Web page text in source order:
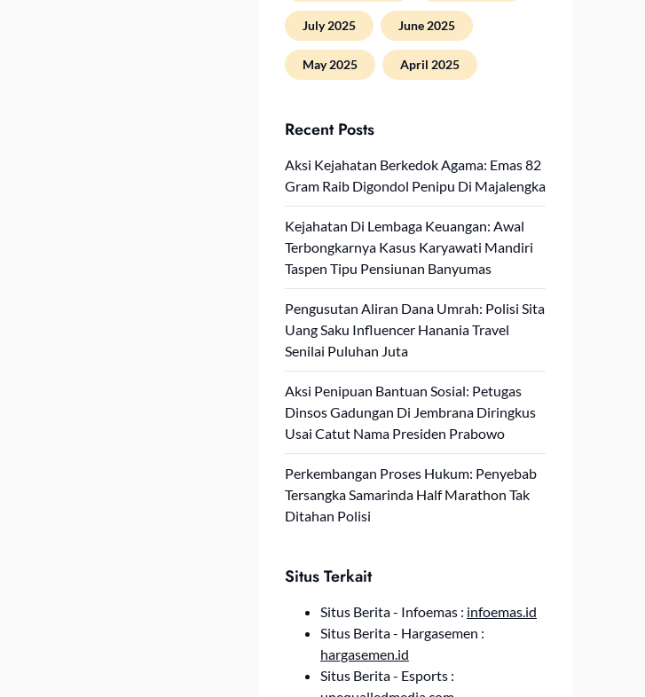
July 2025 June 2025
May 2025 April 2025
Recent Posts
Aksi Kejahatan Berkedok Agama: Emas 82
Gram Raib Digondol Penipu Di Majalengka
Kejahatan Di Lembaga Keuangan: Awal
Terbongkarnya Kasus Karyawati Mandiri
Taspen Tipu Pensiunan Banyumas
Pengusutan Aliran Dana Umrah: Polisi Sita
Uang Saku Influencer Hanania Travel
Senilai Puluhan Juta
Aksi Penipuan Bantuan Sosial: Petugas
Dinsos Gadungan Di Jembrana Diringkus
Usai Catut Nama Presiden Prabowo
Perkembangan Proses Hukum: Penyebab
Tersangka Samarinda Half Marathon Tak
Ditahan Polisi
Situs Terkait
Situs Berita - Infoemas : infoemas.id
Situs Berita - Hargasemen :
hargasemen.id
Situs Berita - Esports :